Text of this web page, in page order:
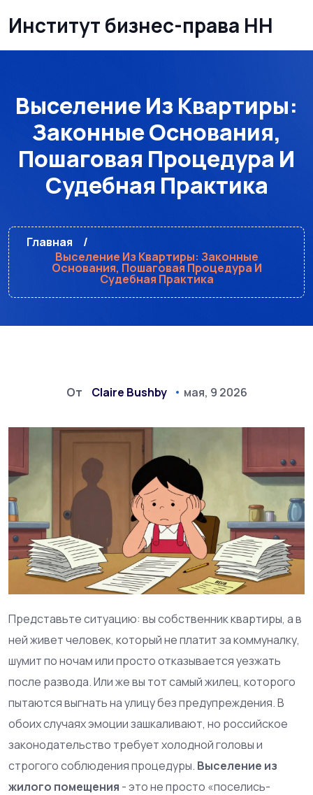
Институт бизнес-права НН
Выселение Из Квартиры:
Законные Основания,
Пошаговая Процедура И
Судебная Практика
Главная
Выселение Из Квартиры: Законные
Основания, Пошаговая Процедура И
Судебная Практика
От Claire Bushby мая, 9 2026
Представьте ситуацию: вы собственник квартиры, а в
ней живет человек, который не платит за коммуналку,
шумит по ночам или просто отказывается уезжать
после развода. Или же вы тот самый жилец, которого
пытаются выгнать на улицу без предупреждения. В
обоих случаях эмоции зашкаливают, но российское
законодательство требует холодной головы и
строгого соблюдения процедуры. Выселение из
жилого помещения - это не просто «поселись-